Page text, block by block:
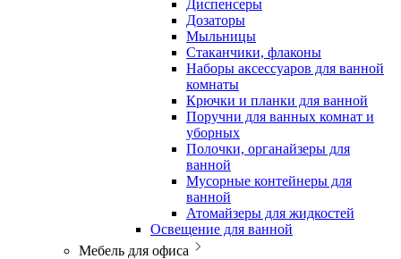
Диспенсеры
Дозаторы
Мыльницы
Стаканчики, флаконы
Наборы аксессуаров для ванной
комнаты
Крючки и планки для ванной
Поручни для ванных комнат и
уборных
Полочки, органайзеры для
ванной
Мусорные контейнеры для
ванной
Атомайзеры для жидкостей
Освещение для ванной
Мебель для офиса